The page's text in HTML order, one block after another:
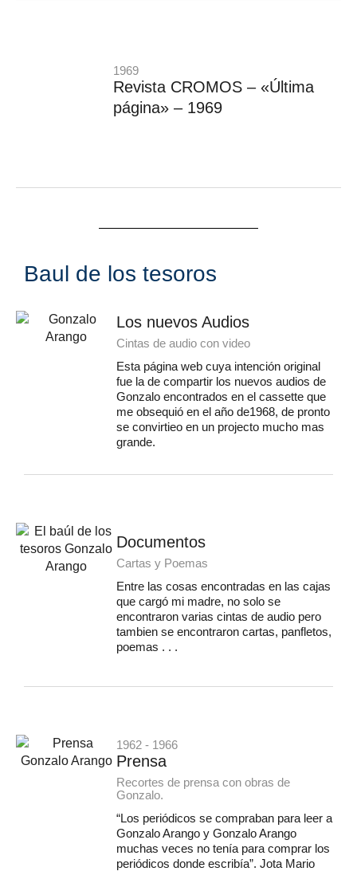
1969
Revista CROMOS – «Última
página» – 1969
Baul de los tesoros
Los nuevos Audios
Cintas de audio con video
Esta página web cuya intención original
fue la de compartir los nuevos audios de
Gonzalo encontrados en el cassette que
me obsequió en el año de1968, de pronto
se convirtieo en un projecto mucho mas
grande.
Documentos
Cartas y Poemas
Entre las cosas encontradas en las cajas
que cargó mi madre, no solo se
encontraron varias cintas de audio pero
tambien se encontraron cartas, panfletos,
poemas . . .
1962 - 1966
Prensa
Recortes de prensa con obras de
Gonzalo.
“Los periódicos se compraban para leer a
Gonzalo Arango y Gonzalo Arango
muchas veces no tenía para comprar los
periódicos donde escribía”. Jota Mario